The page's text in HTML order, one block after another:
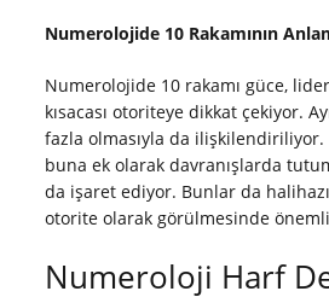
Numerolojide 10 Rakamının
Numerolojide 10 rakamı güce,
kısacası otoriteye dikkat çekiyor.
fazla olmasıyla da
buna ek olarak davranışlarda
da işaret ediyor. Bunlar da
otorite olarak görülmesinde
Numeroloji Harf